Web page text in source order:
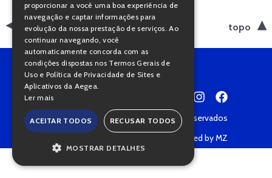
voltar topo
Copyright © 2022 • Todos os direitos reservados
Powered by MZ
proporcionar a você uma boa experiência de
navegação e captar informações para
evolução da nossa prestação de serviços. Ao
continuar navegando, você
automaticamente concorda com as
condições dispostas nos Termos Gerais de
Uso e Política de Privacidade de Sites e
Aplicativos da Aegea.
Ler mais
ACEITAR TODOS RECUSAR TODOS
MOSTRAR DETALHES